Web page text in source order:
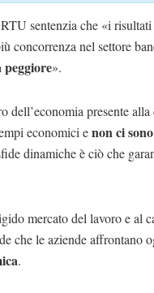
sentenzia che «i
concorrenza nel settore
peggiore».
dell’economia presente
economici enon ci
dinamiche è ciò che
mercato del lavoro e al
che le aziende affrontano
.